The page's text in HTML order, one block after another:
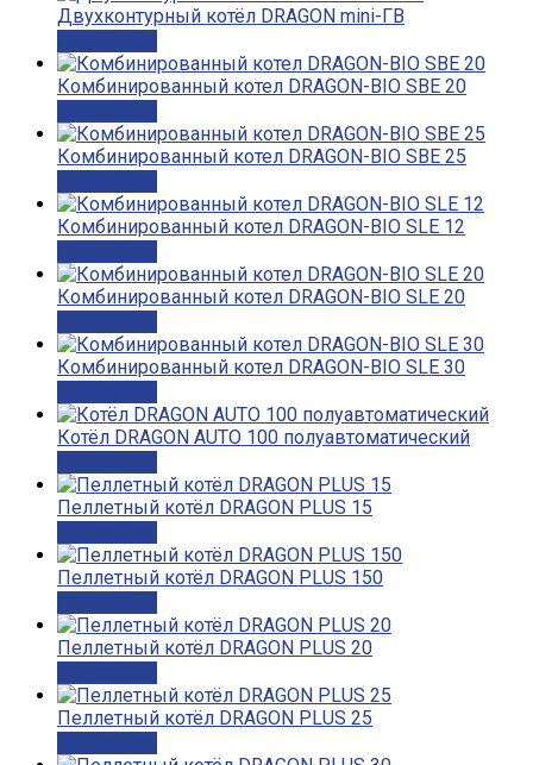
Двухконтурный котёл DRAGON mini-ГВ
Комбинированный котел DRAGON-BIO SBE 20
Комбинированный котел DRAGON-BIO SBE 25
Комбинированный котел DRAGON-BIO SLE 12
Комбинированный котел DRAGON-BIO SLE 20
Комбинированный котел DRAGON-BIO SLE 30
Котёл DRAGON AUTO 100 полуавтоматический
Пеллетный котёл DRAGON PLUS 15
Пеллетный котёл DRAGON PLUS 150
Пеллетный котёл DRAGON PLUS 20
Пеллетный котёл DRAGON PLUS 25